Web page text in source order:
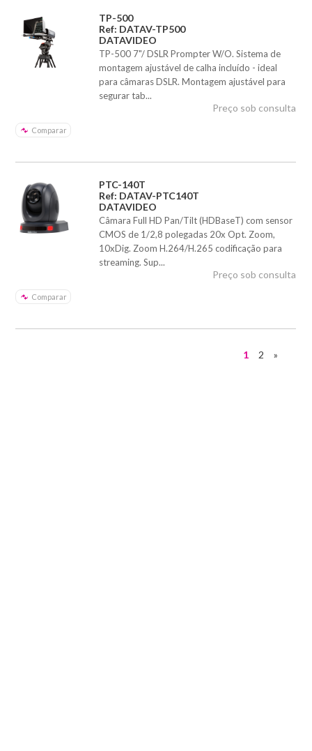
TP-500
Ref: DATAV-TP500
DATAVIDEO
TP-500 7"/ DSLR Prompter W/O. Sistema de
montagem ajustável de calha incluído - ideal
para câmaras DSLR. Montagem ajustável para
segurar tab...
Comparar
Preço sob consulta
PTC-140T
Ref: DATAV-PTC140T
DATAVIDEO
Câmara Full HD Pan/Tilt (HDBaseT) com sensor
CMOS de 1/2,8 polegadas 20x Opt. Zoom,
10xDig. Zoom H.264/H.265 codificação para
streaming. Sup...
Comparar
Preço sob consulta
1 2 »